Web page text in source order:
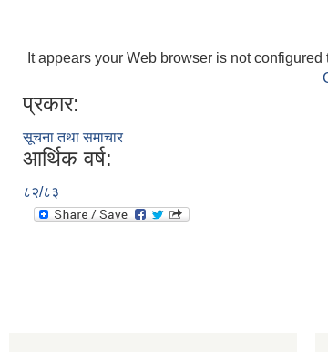
It appears your Web browser is not
प्रकार:
सूचना तथा समाचार
आर्थिक वर्ष:
८२/८३